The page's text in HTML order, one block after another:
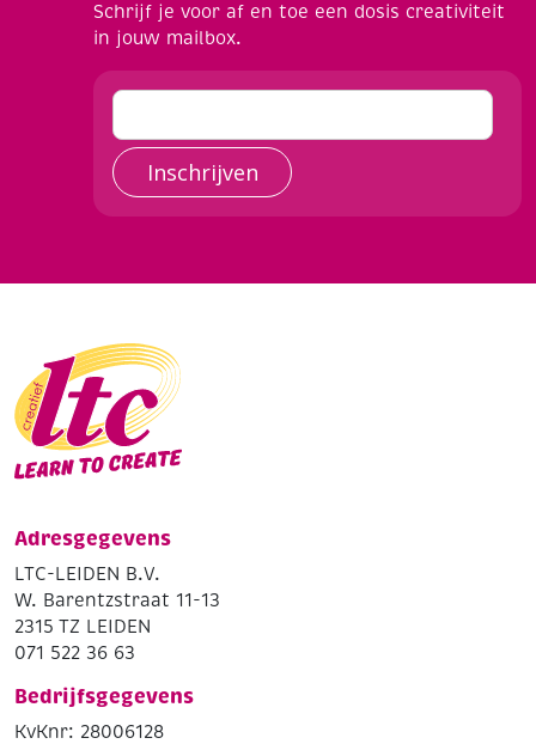
Schrijf je voor af en toe een dosis creativiteit
in jouw mailbox.
Inschrijven
Adresgegevens
LTC-LEIDEN B.V.
W. Barentzstraat 11-13
2315 TZ LEIDEN
071 522 36 63
Bedrijfsgegevens
KvKnr: 28006128